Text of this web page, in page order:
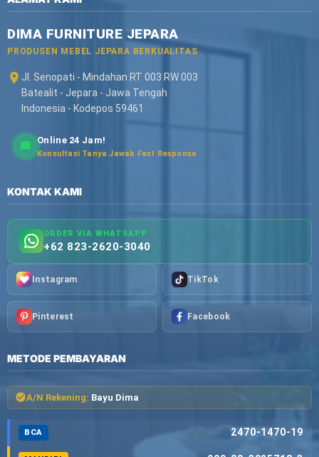
DIMA FURNITURE JEPARA
PRODUSEN MEBEL JEPARA BERKUALITAS
Jl. Senopati - Mindahan RT 003 RW 003
Batealit - Jepara - Jawa Tengah
Indonesia - Kodepos 59461
Online 24 Jam!
Konsultasi Tanya Jawab Fast Response
KONTAK KAMI
ORDER VIA WHATSAPP
+62 823-2620-3040
Instagram TikTok
Pinterest Facebook
METODE PEMBAYARAN
A/N Rekening: Bayu Dima
BCA 2470-1470-19